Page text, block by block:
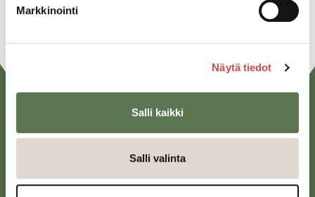
Markkinointi
Näytä tiedot
Salli kaikki
Salli valinta